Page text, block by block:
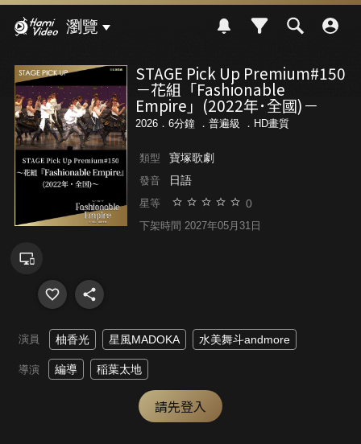
瀏覽
STAGE Pick Up Premium#150
－花組「Fashionable
Empire」(2022年･全國)－
2026．6分鐘 ． 普遍級 ．HD畫質
類型 寶塚歌劇
發音 日語
星等 0
下架時間 2027年05月31日
演員 柚香光 星風MADOKA 水美舞斗andmore
導演 編導 稲葉太地
請先登入